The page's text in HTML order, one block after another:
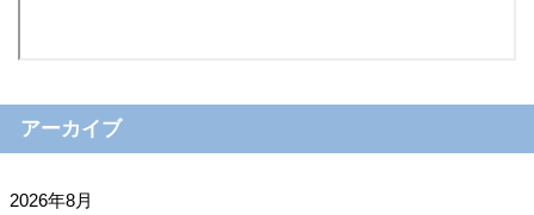
アーカイブ
2026年8月